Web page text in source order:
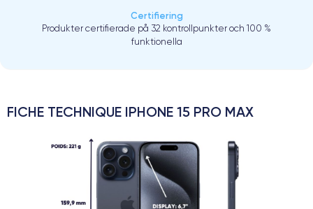
Certifiering
Produkter certifierade på 32 kontrollpunkter och 100 %
funktionella
FICHE TECHNIQUE IPHONE 15 PRO MAX